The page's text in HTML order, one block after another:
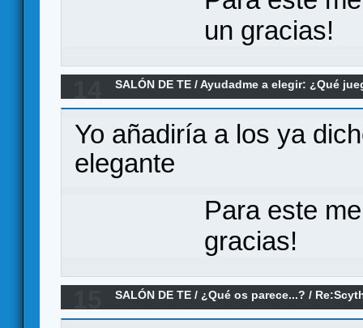
un gracias!
SALÓN DE TE /Ayudadme a elegir: ¿Qué
juego de mayorias
Yo añadiría a los ya
elegante
Para este
gracias!
SALÓN DE TE / ¿Qué os parece...? /